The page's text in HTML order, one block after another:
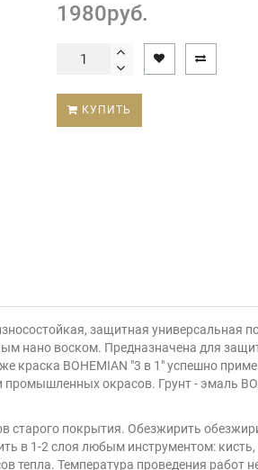
1980руб.
КУПИТЬ
защитная универсальная
нано воском. Предназначена для
BOHEMIAN "3 в 1" успешно
окрасов. Грунт - эмаль
старого покрытия. Обезжирить
в 1-2 слоя любым инструментом:
тепла. Температура проведения работ